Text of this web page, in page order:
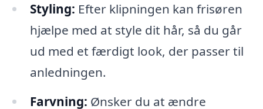
Styling: Efter klipningen kan frisøren
hjælpe med at style dit hår, så du går
ud med et færdigt look, der passer til
anledningen.
Farvning: Ønsker du at ændre